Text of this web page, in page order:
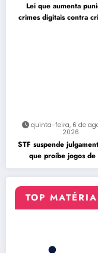
Lei que aumenta
crimes digitais contra
quinta-feira, 6 de
2026
STF suspende
que proíbe jogos de
TOP